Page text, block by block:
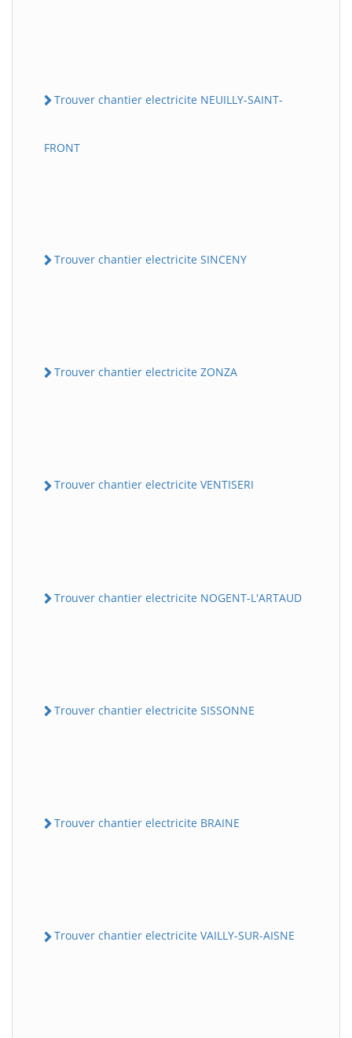
Trouver chantier electricite NEUILLY-SAINT-
FRONT
Trouver chantier electricite SINCENY
Trouver chantier electricite ZONZA
Trouver chantier electricite VENTISERI
Trouver chantier electricite NOGENT-L'ARTAUD
Trouver chantier electricite SISSONNE
Trouver chantier electricite BRAINE
Trouver chantier electricite VAILLY-SUR-AISNE